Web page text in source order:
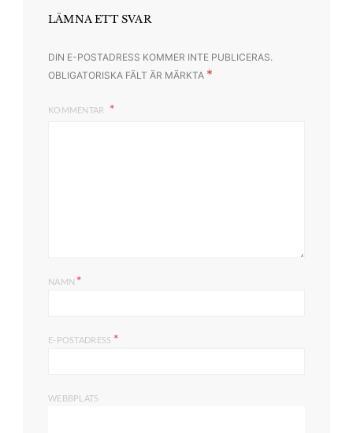
LÄMNA ETT SVAR
DIN E-POSTADRESS KOMMER INTE PUBLICERAS.
OBLIGATORISKA FÄLT ÄR MÄRKTA *
KOMMENTAR
NAMN *
E-POSTADRESS *
WEBBPLATS